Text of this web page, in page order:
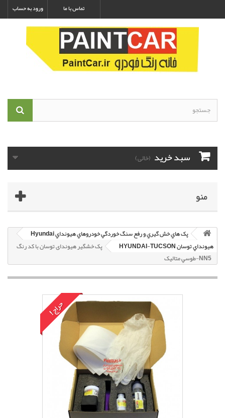
ورود به حساب تماس با ما
سبد خرید (خالی)
منو
پک هاي خش گيري و رفع سنگ خوردگي خودروهاي هيونداي Hyundai
هيونداي توسان HYUNDAI-TUCSON
پک خشگير هیوندای توسان با کد رنگ
NN5-طوسي متاليک
حراج!